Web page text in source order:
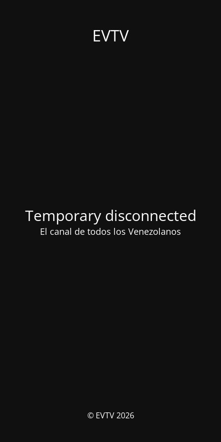
EVTV
Temporary disconnected
El canal de todos los Venezolanos
© EVTV 2026